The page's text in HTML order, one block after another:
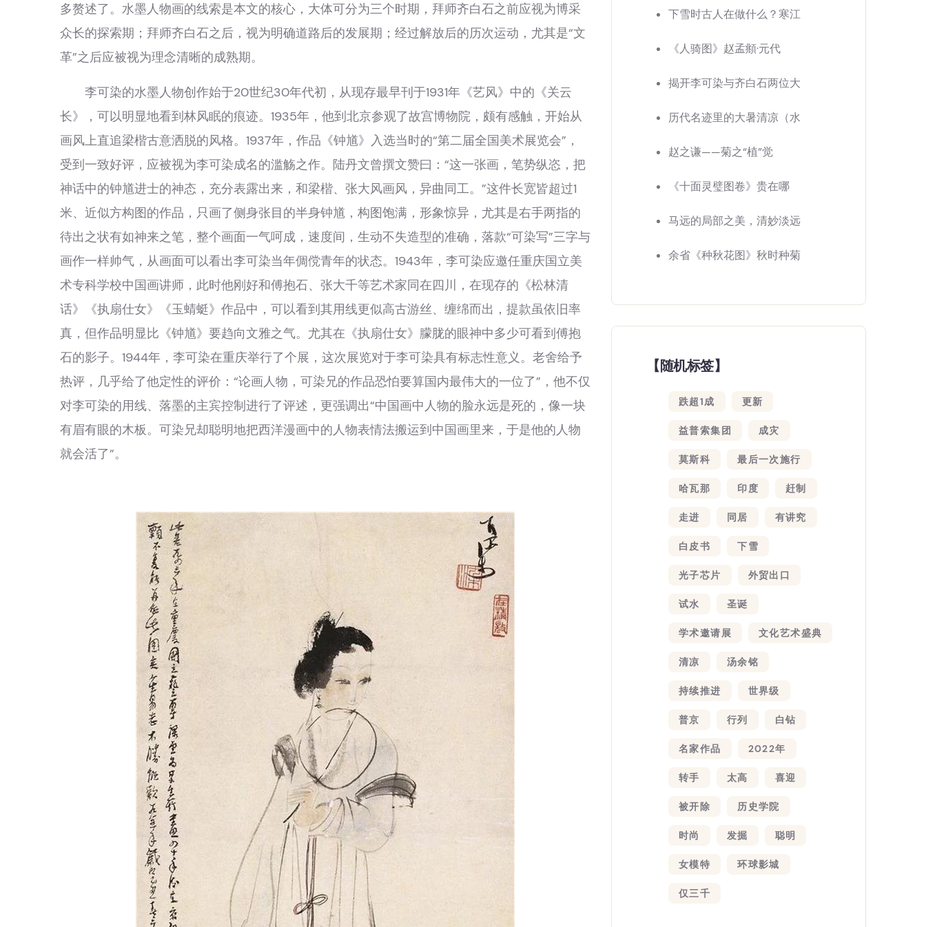
多赘述了。水墨人物画的线索是本文的核心，大体可分为三个时期，拜师齐白石之前应视为博采
众长的探索期；拜师齐白石之后，视为明确道路后的发展期；经过解放后的历次运动，尤其是“文
革”之后应被视为理念清晰的成熟期。
李可染的水墨人物创作始于20世纪30年代初，从现存最早刊于1931年《艺风》中的《关云
长》，可以明显地看到林风眠的痕迹。1935年，他到北京参观了故宫博物院，颇有感触，开始从
画风上直追梁楷古意洒脱的风格。1937年，作品《钟馗》入选当时的“第二届全国美术展览会”，
受到一致好评，应被视为李可染成名的滥觞之作。陆丹文曾撰文赞曰：“这一张画，笔势纵恣，把
神话中的钟馗进士的神态，充分表露出来，和梁楷、张大风画风，异曲同工。”这件长宽皆超过1
米、近似方构图的作品，只画了侧身张目的半身钟馗，构图饱满，形象惊异，尤其是右手两指的
待出之状有如神来之笔，整个画面一气呵成，速度间，生动不失造型的准确，落款“可染写”三字与
画作一样帅气，从画面可以看出李可染当年倜傥青年的状态。1943年，李可染应邀任重庆国立美
术专科学校中国画讲师，此时他刚好和傅抱石、张大千等艺术家同在四川，在现存的《松林清
话》《执扇仕女》《玉蜻蜓》作品中，可以看到其用线更似高古游丝、缠绵而出，提款虽依旧率
真，但作品明显比《钟馗》要趋向文雅之气。尤其在《执扇仕女》朦胧的眼神中多少可看到傅抱
石的影子。1944年，李可染在重庆举行了个展，这次展览对于李可染具有标志性意义。老舍给予
热评，几乎给了他定性的评价：“论画人物，可染兄的作品恐怕要算国内最伟大的一位了”，他不仅
对李可染的用线、落墨的主宾控制进行了评述，更强调出“中国画中人物的脸永远是死的，像一块
有眉有眼的木板。可染兄却聪明地把西洋漫画中的人物表情法搬运到中国画里来，于是他的人物
就会活了”。
下雪时古人在做什么？寒江
《人骑图》赵孟頫·元代
揭开李可染与齐白石两位大
历代名迹里的大暑清凉（水
赵之谦——菊之“植”觉
《十面灵璧图卷》贵在哪
马远的局部之美，清妙淡远
余省《种秋花图》秋时种菊
【随机标签】
跌超1成 更新
益普索集团 成灾
莫斯科 最后一次施行
哈瓦那 印度 赶制
走进 同居 有讲究
白皮书 下雪
光子芯片 外贸出口
试水 圣诞
学术邀请展 文化艺术盛典
清凉 汤余铭
持续推进 世界级
普京 行列 白钻
名家作品 2022年
转手 太高 喜迎
被开除 历史学院
时尚 发掘 聪明
女模特 环球影城
仅三千